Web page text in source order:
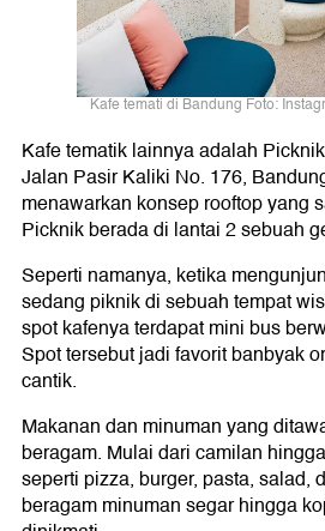
Kafe temati di Bandung Foto:
Kafe tematik lainnya adalah
Jalan Pasir Kaliki No. 176,
menawarkan konsep rooftop yang
Picknik berada di lantai 2 sebuah
Seperti namanya, ketika
sedang piknik di sebuah tempat
spot kafenya terdapat mini bus
Spot tersebut jadi favorit banbyak
cantik.
Makanan dan minuman yang
beragam. Mulai dari camilan
seperti pizza, burger, pasta, salad,
beragam minuman segar hingga